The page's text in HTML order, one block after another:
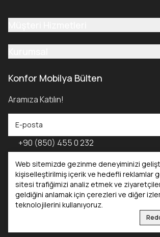
Web sitemizde gezinme deneyiminizi
kişiselleştirilmiş içerik ve hedefli reklamlar
sitesi trafiğimizi analiz etmek ve
geldiğini anlamak için çerezleri ve diğer
teknolojilerini kullanıyoruz.
Kataloglar
Konfor Mobilya
Konfor Mobilya Bülten
Aramıza Katılın!
+90 (850) 455 0 232
Konfor Mobilya Kataloğu - 2025
©2025 Tüm Hakları Saklıdır. Konfor Mobilya |